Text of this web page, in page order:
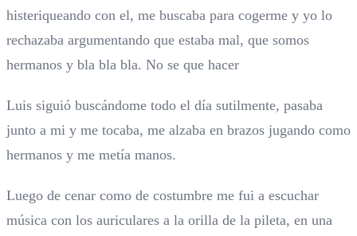
histeriqueando con el, me buscaba para cogerme y yo lo
rechazaba argumentando que estaba mal, que somos
hermanos y bla bla bla. No se que hacer
Luis siguió buscándome todo el día sutilmente, pasaba
junto a mi y me tocaba, me alzaba en brazos jugando como
hermanos y me metía manos.
Luego de cenar como de costumbre me fui a escuchar
música con los auriculares a la orilla de la pileta, en una